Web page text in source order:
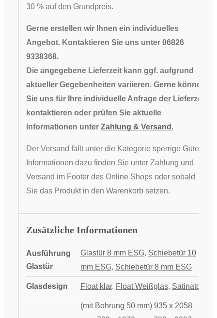
30 % auf den Grundpreis.
Gerne erstellen wir Ihnen ein individuelles
Angebot. Kontaktieren Sie uns unter 06826
9338368.
Die angegebene Lieferzeit kann ggf. aufgrund
aktueller Gegebenheiten variieren. Gerne können
Sie uns für Ihre individuelle Anfrage der Lieferzeit
kontaktieren oder prüfen Sie aktuelle
Informationen unter Zahlung & Versand.
Der Versand fällt unter die Kategorie sperrige Güter,
Informationen dazu finden Sie unter Zahlung und
Versand im Footer des Online Shops oder sobald
Sie das Produkt in den Warenkorb setzen.
Zusätzliche Informationen
Ausführung
Glastür
Glastür 8 mm ESG, Schiebetür 10
mm ESG, Schiebetür 8 mm ESG
Glasdesign Float klar, Float Weißglas, Satinato
(mit Bohrung 50 mm) 935 x 2058